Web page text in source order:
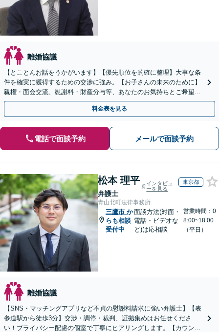
離婚協議
【とことんお話をうかがいます】【優先順位を的確に整理】大事な条
件を確実に獲得するための交渉に強み。【お子さんの未来のために】
親権・面会交流、慰謝料・財産分与等、あなたのお気持ちとご希望を
聞かせてください！【完全個室／子連れ相談可】
料金表を見る
電話で面談予約 メールで面談予約
松本 理平
弁護士
インタビュ
ーを見る
東京都
青山北町法律事務所
三鷹市 か
らも相談
受付中
面談方法(対面・
電話・ビデオな
ど)は応相談
営業時間：0
8:00~18:00
（平日）
離婚協議
【SNS・マッチングアプリなど不貞の慰謝料請求に強い弁護士】【表
参道駅から徒歩3分】交渉・調停・裁判、証拠集めはお任せくださ
い！プライバシー配慮の個室で丁寧にヒアリングします。【カウンセ